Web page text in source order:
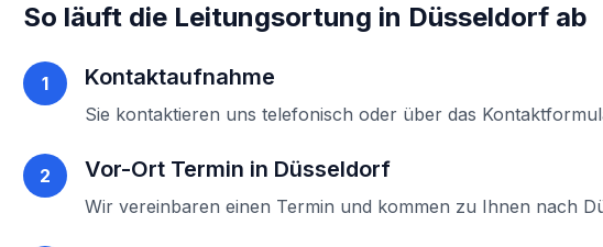
So läuft die Leitungsortung in Düsseldorf ab
1 Kontaktaufnahme
Sie kontaktieren uns telefonisch oder über das
2 Vor-Ort Termin in Düsseldorf
Wir vereinbaren einen Termin und kommen zu Ihnen nach